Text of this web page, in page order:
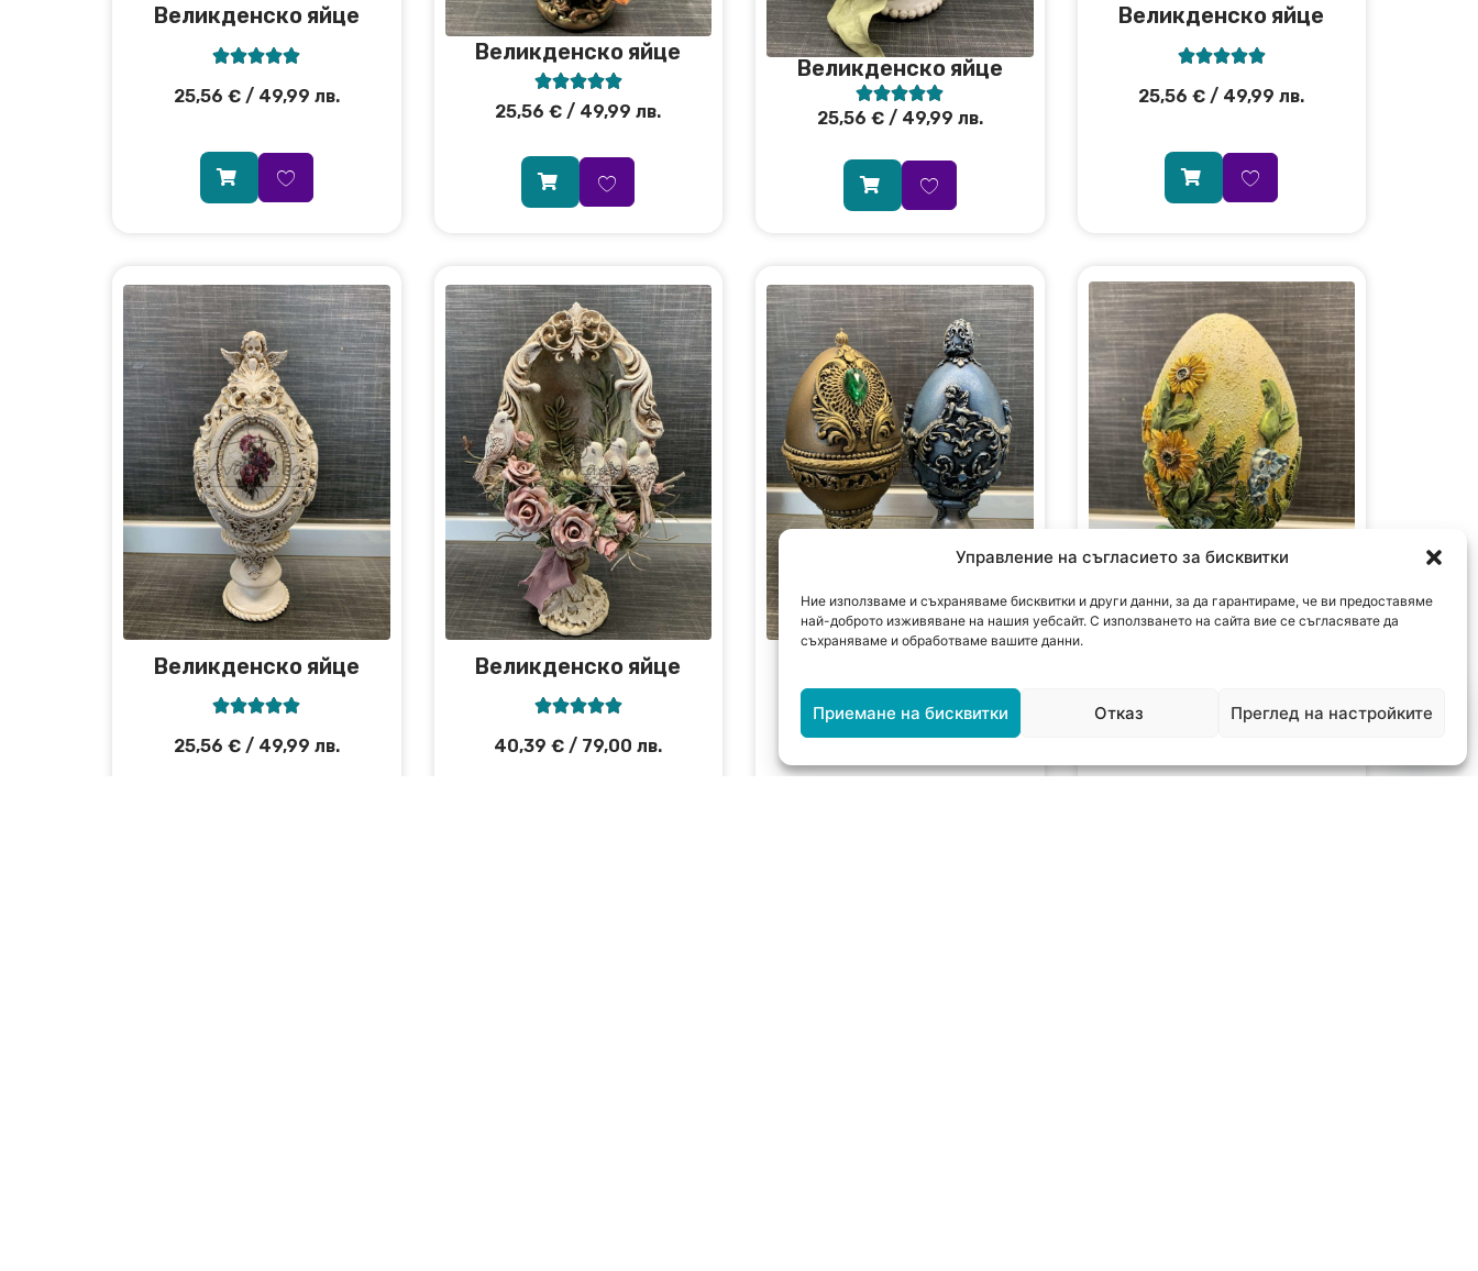
Управление на съгласието за бисквитки
Ние използваме и съхраняваме бисквитки и други данни, за да гарантираме, че ви предоставяме
най-доброто изживяване на нашия уебсайт. С използването на сайта вие се съгласявате да
съхраняваме и обработваме вашите данни.
Приемане на бисквитки Отказ Преглед на настройките
Великденско яйце

25,56 €/ 49,99 лв.
Великденско яйце

25,56€ / 49,99 лв.
Великденско яйце

25,56 €/ 49,99 лв.
Великденско яйце

25,56€ / 49,99 лв.
Великденско яйце

25,56 €/ 49,99 лв.
Великденско яйце

40,39€ / 79,00 лв.
 

Open